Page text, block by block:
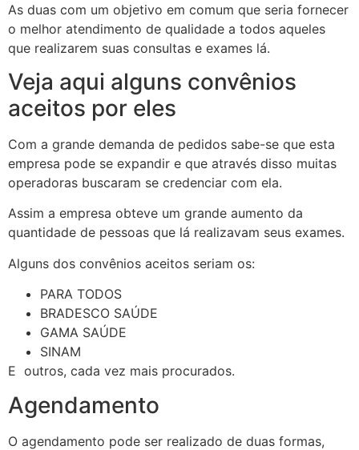
As duas com um objetivo em comum que seria fornecer
o melhor atendimento de qualidade a todos aqueles
que realizarem suas consultas e exames lá.
Veja aqui alguns convênios
aceitos por eles
Com a grande demanda de pedidos sabe-se que esta
empresa pode se expandir e que através disso muitas
operadoras buscaram se credenciar com ela.
Assim a empresa obteve um grande aumento da
quantidade de pessoas que lá realizavam seus exames.
Alguns dos convênios aceitos seriam os:
PARA TODOS
BRADESCO SAÚDE
GAMA SAÚDE
SINAM
E outros, cada vez mais procurados.
Agendamento
O agendamento pode ser realizado de duas formas,